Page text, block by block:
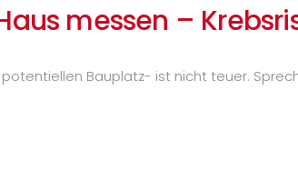
messen –
Bauplatz- ist nicht teuer.